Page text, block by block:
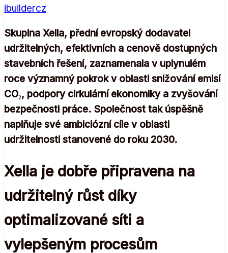
ibuildercz
Skupina Xella, přední evropský dodavatel
udržitelných, efektivních a cenově dostupných
stavebních řešení, zaznamenala v uplynulém
roce významný pokrok v oblasti snižování emisí
CO₂, podpory cirkulární ekonomiky a zvyšování
bezpečnosti práce. Společnost tak úspěšně
naplňuje své ambiciózní cíle v oblasti
udržitelnosti stanovené do roku 2030.
Xella je dobře připravena na
udržitelný růst díky
optimalizované síti a
vylepšeným procesům